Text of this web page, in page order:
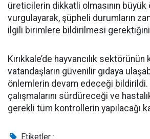
üreticilerin dikkatli olmasının büyük
vurgulayarak, şüpheli durumların
ilgili birimlere bildirilmesi
Kırıkkale’de hayvancılık
vatandaşların güvenilir gıdaya
önlemlerin devam edeceği bildirildi.
çalışmalarını sürdüreceği ve
gerekli tüm kontrollerin yapılacağı
Etiketler :